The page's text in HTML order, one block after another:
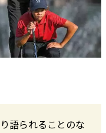
語られることのな